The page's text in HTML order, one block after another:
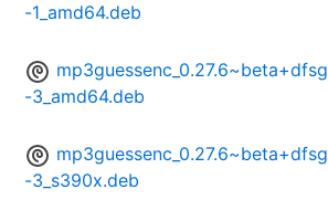
-1_amd64.deb
mp3guessenc_0.27.6~beta+dfsg
-3_amd64.deb
mp3guessenc_0.27.6~beta+dfsg
-3_s390x.deb